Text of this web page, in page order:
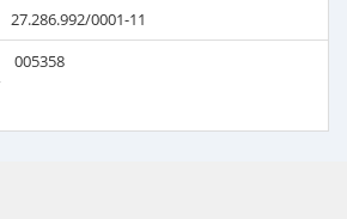
27.286.992/0001-11
005358